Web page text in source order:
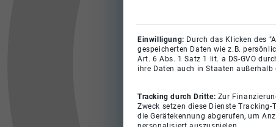
Einwilligung: Durch das Klicken des
gespeicherten Daten wie z.B.
Art. 6 Abs. 1 Satz 1 lit. a DS-GVO
ihre Daten auch in Staaten
Tracking durch Dritte: Zur
Zweck setzen diese Dienste
die Gerätekennung abgerufen, um